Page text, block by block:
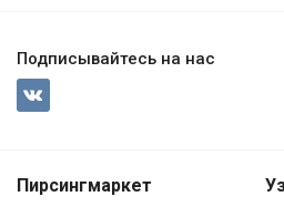
Подписывайтесь на нас
Пирсингмаркет